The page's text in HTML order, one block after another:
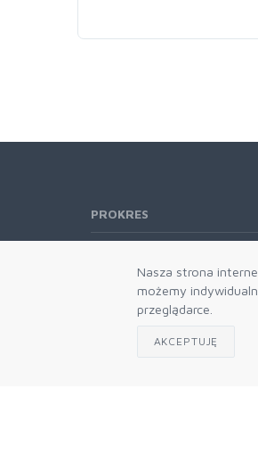
Nasza strona
możemy
przeglądarce.
AKCEPTUJĘ
PROKRES
61 866-92-98
666-021-660
Dział handlowy email: